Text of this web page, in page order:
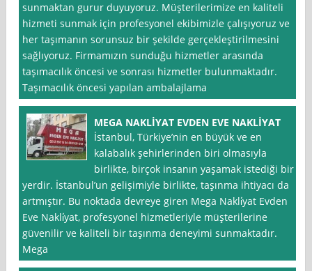
sunmaktan gurur duyuyoruz. Müşterilerimize en kaliteli
hizmeti sunmak için profesyonel ekibimizle çalışıyoruz ve
her taşımanın sorunsuz bir şekilde gerçekleştirilmesini
sağlıyoruz. Firmamızın sunduğu hizmetler arasında
taşımacılık öncesi ve sonrası hizmetler bulunmaktadır.
Taşımacılık öncesi yapılan ambalajlama
MEGA NAKLİYAT EVDEN EVE NAKLİYAT
İstanbul, Türkiye’nin en büyük ve en
kalabalık şehirlerinden biri olmasıyla
birlikte, birçok insanın yaşamak istediği bir
yerdir. İstanbul’un gelişimiyle birlikte, taşınma ihtiyacı da
artmıştır. Bu noktada devreye giren Mega Nakli̇yat Evden
Eve Nakli̇yat, profesyonel hizmetleriyle müşterilerine
güvenilir ve kaliteli bir taşınma deneyimi sunmaktadır.
Mega